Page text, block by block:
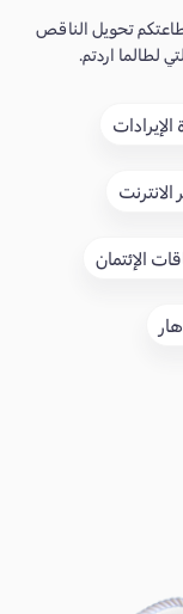
تحويل الناقص
لطالما اردتم.
الإيرادات
الانترنت
الإئتمان